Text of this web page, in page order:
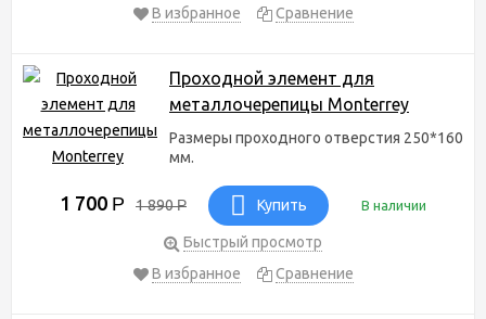
В избранное
Сравнение
Проходной элемент для
металлочерепицы Monterrey
Размеры проходного отверстия 250*160
мм.
1 700 Р 1 890Р Купить В наличии
Быстрый просмотр
В избранное
Сравнение